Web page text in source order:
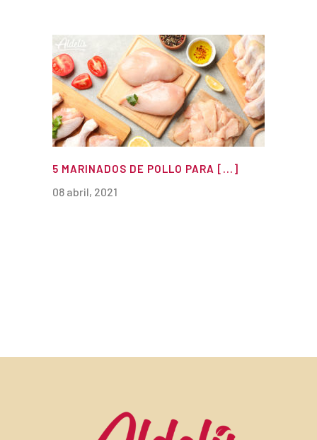
5 MARINADOS DE POLLO PARA [...]
08 abril, 2021